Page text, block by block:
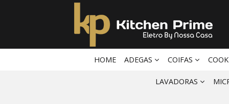
HOME ADEGAS COIFAS
LAVADORAS